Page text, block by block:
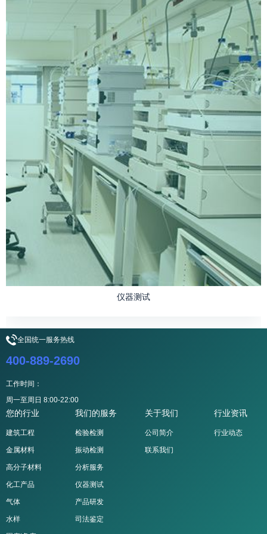
仪器测试
全国统一服务热线
400-889-2690
工作时间：
周一至周日 8:00-22:00
您的行业
建筑工程
金属材料
高分子材料
化工产品
气体
水样
我们的服务
检验检测
振动检测
分析服务
仪器测试
产品研发
司法鉴定
关于我们
公司简介
联系我们
行业资讯
行业动态